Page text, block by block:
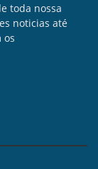
toda nossa
noticias até
os